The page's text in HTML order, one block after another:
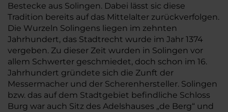
Bestecke aus Solingen. Dabei lässt sic diese
Tradition bereits auf das Mittelalter zurückverfolgen.
Die Wurzeln Solingens liegen im zehnten
Jahrhundert, das Stadtrecht wurde im Jahr 1374
vergeben. Zu dieser Zeit wurden in Solingen vor
allem Schwerter geschmiedet, doch schon im 16.
Jahrhundert gründete sich die Zunft der
Messermacher und der Scherenhersteller. Solingen
bzw. das auf dem Stadtgebiet befindliche Schloss
Burg war auch Sitz des Adelshauses „de Berg“ und